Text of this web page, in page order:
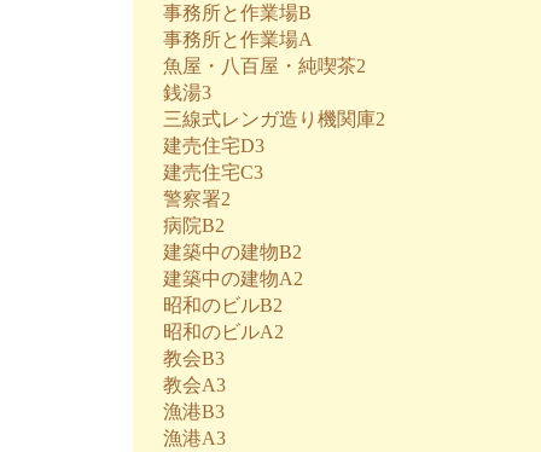
事務所と作業場B
事務所と作業場A
魚屋・八百屋・純喫茶2
銭湯3
三線式レンガ造り機関庫2
建売住宅D3
建売住宅C3
警察署2
病院B2
建築中の建物B2
建築中の建物A2
昭和のビルB2
昭和のビルA2
教会B3
教会A3
漁港B3
漁港A3